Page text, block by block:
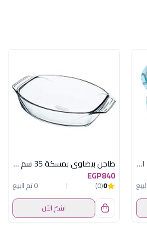
طقم لومينارك 46 ق سى باى امارتى
طاجن بيضاوي بمسكة 35 سم اوبتيموم بالعلبة
EGP840
0
(0)
0 تم البيع
اشترِ الآن